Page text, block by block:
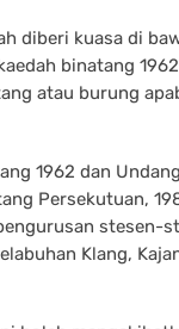
diberi kuasa di
binatang
atau burung
1962 dan
Persekutuan,
stesen-
Klang,